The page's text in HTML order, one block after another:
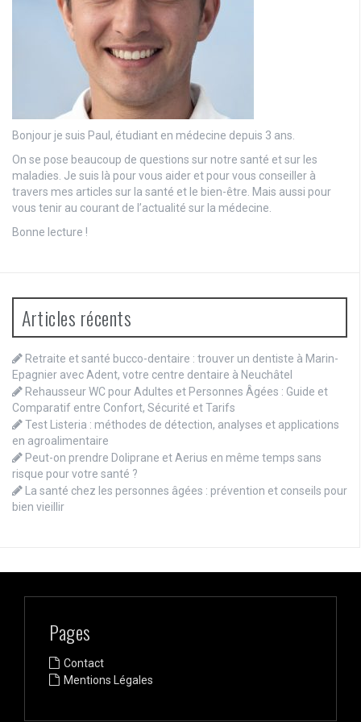
Bonjour je suis Paul, étudiant en médecine depuis 3 ans.
On se pose beaucoup de questions sur notre santé et sur les
maladies. Je suis là pour vous aider et pour vous conseiller à
travers mes articles sur la santé et le bien-être. Mais aussi pour
vous tenir au courant de l’actualité sur la médecine.
Bonne lecture !
Articles récents
Retraite et santé bucco-dentaire : trouver un dentiste à Marin-
Epagnier avec Adent, votre centre dentaire à Neuchâtel
Rehausseur WC pour Adultes et Personnes Âgées : Guide et
Comparatif entre Confort, Sécurité et Tarifs
Test Listeria : méthodes de détection, analyses et applications
en agroalimentaire
Peut-on prendre Doliprane et Aerius en même temps sans
risque pour votre santé ?
La santé chez les personnes âgées : prévention et conseils pour
bien vieillir
Pages
Contact
Mentions Légales